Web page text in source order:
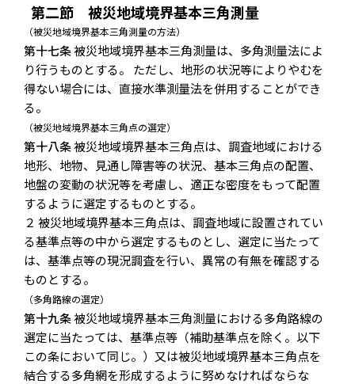
第二節 被災地域境界基本三角測量
（被災地域境界基本三角測量の方法）
第十七条被災地域境界基本三角測量は、多角測量法によ
り行うものとする。 ただし、地形の状況等によりやむを
得ない場合には、直接水準測量法を併用することができ
る。
（被災地域境界基本三角点の選定）
第十八条被災地域境界基本三角点は、調査地域における
地形、地物、見通し障害等の状況、基本三角点の配置、
地盤の変動の状況等を考慮し、適正な密度をもって配置
するように選定するものとする。
２ 被災地域境界基本三角点は、調査地域に設置されてい
る基準点等の中から選定するものとし、選定に当たって
は、基準点等の現況調査を行い、異常の有無を確認する
ものとする。
（多角路線の選定）
第十九条被災地域境界基本三角測量における多角路線の
選定に当たっては、基準点等（補助基準点を除く。以下
この条において同じ。）又は被災地域境界基本三角点を
結合する多角網を形成するように努めなければならな